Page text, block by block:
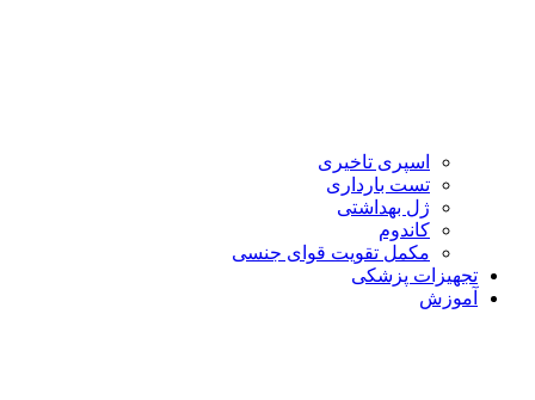
اسپری تاخیری
تست بارداری
ژل بهداشتی
کاندوم
مکمل تقویت قوای جنسی
تجهیزات پزشکی
آموزش